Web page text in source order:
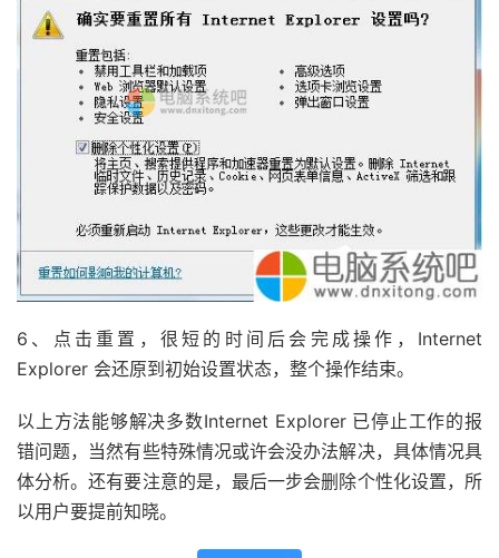
6、点击重置，很短的时间后会完成操作，Internet
Explorer 会还原到初始设置状态，整个操作结束。
以上方法能够解决多数Internet Explorer 已停止工作的报
错问题，当然有些特殊情况或许会没办法解决，具体情况具
体分析。还有要注意的是，最后一步会删除个性化设置，所
以用户要提前知晓。